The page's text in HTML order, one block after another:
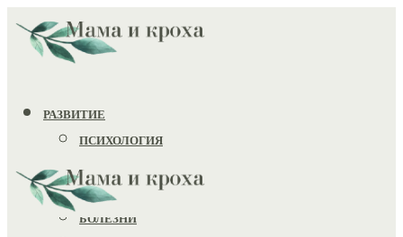
РАЗВИТИЕ
ПСИХОЛОГИЯ
ИГРУШКИ
ЗДОРОВЬЕ
БОЛЕЗНИ